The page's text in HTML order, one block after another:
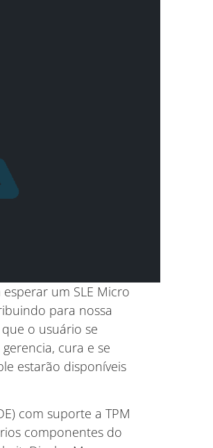
um SLE Micro
para nossa
o usuário se
cura e se
estarão disponíveis
com suporte a TPM
componentes do